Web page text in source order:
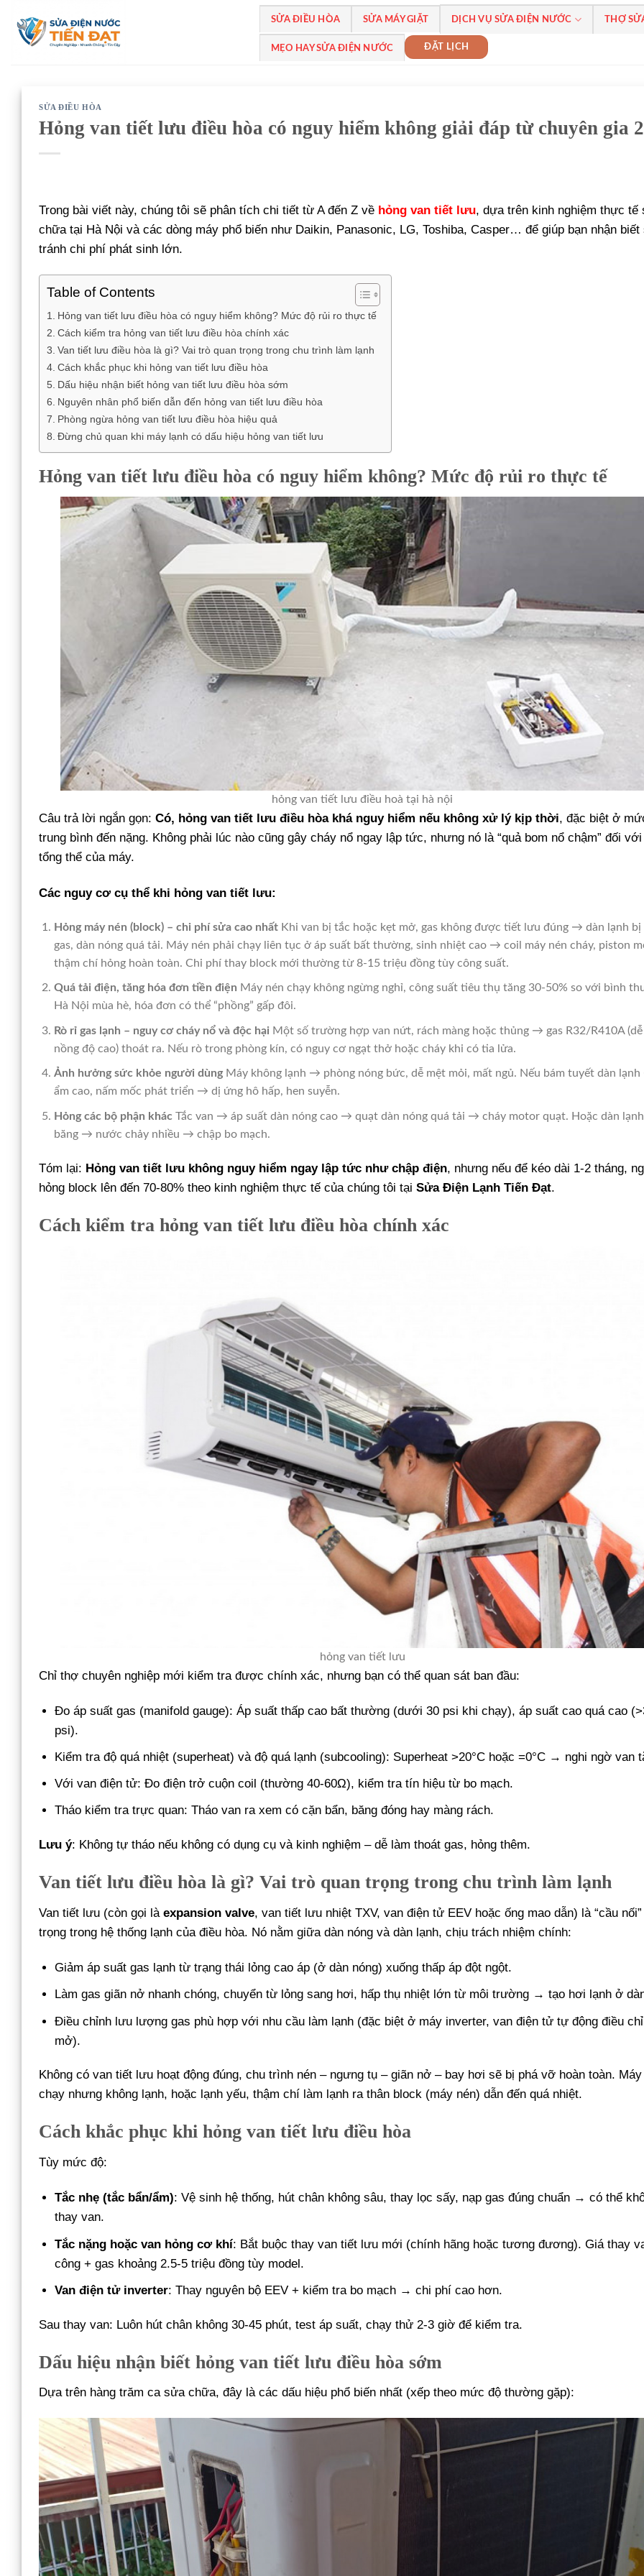
qua
SỬA ĐIỀU HÒA SỬA MÁY GIẶT DỊCH VỤ SỬA ĐIỆN NƯỚC THỢ
MẸO HAY SỬA ĐIỆN NƯỚC ĐẶT LỊCH
SỬA ĐIỀU HÒA
Hỏng van tiết lưu điều hòa có nguy hiểm không giải đáp từ chuyên gia
Trong bài viết này, chúng tôi sẽ phân tích chi tiết từ A đến Z về hỏng van tiết lưu, dựa trên kinh nghiệm thực tế
chữa tại Hà Nội và các dòng máy phổ biến như Daikin, Panasonic, LG, Toshiba, Casper… để giúp bạn nhận biết
tránh chi phí phát sinh lớn.
Table of Contents
Hỏng van tiết lưu điều hòa có nguy hiểm không? Mức độ rủi ro thực tế
Cách kiểm tra hỏng van tiết lưu điều hòa chính xác
Van tiết lưu điều hòa là gì? Vai trò quan trọng trong chu trình làm lạnh
Cách khắc phục khi hỏng van tiết lưu điều hòa
Dấu hiệu nhận biết hỏng van tiết lưu điều hòa sớm
Nguyên nhân phổ biến dẫn đến hỏng van tiết lưu điều hòa
Phòng ngừa hỏng van tiết lưu điều hòa hiệu quả
Đừng chủ quan khi máy lạnh có dấu hiệu hỏng van tiết lưu
Hỏng van tiết lưu điều hòa có nguy hiểm không? Mức độ rủi ro thực tế
hỏng van tiết lưu điều hoà tại hà nội
Câu trả lời ngắn gọn: Có, hỏng van tiết lưu điều hòa khá nguy hiểm nếu không xử lý kịp thời, đặc biệt ở
trung bình đến nặng. Không phải lúc nào cũng gây cháy nổ ngay lập tức, nhưng nó là “quả bom nổ chậm” đối
tổng thể của máy.
Các nguy cơ cụ thể khi hỏng van tiết lưu:
Hỏng máy nén (block) – chi phí sửa cao nhấtKhi van bị tắc hoặc kẹt mở, gas không được tiết lưu đúng → dàn lạnh bị
gas, dàn nóng quá tải. Máy nén phải chạy liên tục ở áp suất bất thường, sinh nhiệt cao → coil máy nén cháy, piston
thậm chí hỏng hoàn toàn. Chi phí thay block mới thường từ 8-15 triệu đồng tùy công suất.
Quá tải điện, tăng hóa đơn tiền điện Máy nén chạy không ngừng nghỉ, công suất tiêu thụ tăng 30-50% so với bình
Hà Nội mùa hè, hóa đơn có thể “phồng” gấp đôi.
Rò rỉ gas lạnh – nguy cơ cháy nổ và độc hại Một số trường hợp van nứt, rách màng hoặc thủng → gas R32/R410A
nồng độ cao) thoát ra. Nếu rò trong phòng kín, có nguy cơ ngạt thở hoặc cháy khi có tia lửa.
Ảnh hưởng sức khỏe người dùngMáy không lạnh → phòng nóng bức, dễ mệt mỏi, mất ngủ. Nếu bám tuyết dàn
ẩm cao, nấm mốc phát triển → dị ứng hô hấp, hen suyễn.
Hỏng các bộ phận khácTắc van → áp suất dàn nóng cao → quạt dàn nóng quá tải → cháy motor quạt. Hoặc dàn
băng → nước chảy nhiều → chập bo mạch.
Tóm lại: Hỏng van tiết lưu không nguy hiểm ngay lập tức như chập điện, nhưng nếu để kéo dài 1-2 tháng,
hỏng block lên đến 70-80% theo kinh nghiệm thực tế của chúng tôi tại Sửa Điện Lạnh Tiến Đạt.
Cách kiểm tra hỏng van tiết lưu điều hòa chính xác
hỏng van tiết lưu
Chỉ thợ chuyên nghiệp mới kiểm tra được chính xác, nhưng bạn có thể quan sát ban đầu:
Đo áp suất gas (manifold gauge): Áp suất thấp cao bất thường (dưới 30 psi khi chạy), áp suất cao quá cao
psi).
Kiểm tra độ quá nhiệt (superheat) và độ quá lạnh (subcooling): Superheat >20°C hoặc =0°C → nghi ngờ van
Với van điện tử: Đo điện trở cuộn coil (thường 40-60Ω), kiểm tra tín hiệu từ bo mạch.
Tháo kiểm tra trực quan: Tháo van ra xem có cặn bẩn, băng đóng hay màng rách.
Lưu ý: Không tự tháo nếu không có dụng cụ và kinh nghiệm – dễ làm thoát gas, hỏng thêm.
Van tiết lưu điều hòa là gì? Vai trò quan trọng trong chu trình làm lạnh
Van tiết lưu (còn gọi là expansion valve, van tiết lưu nhiệt TXV, van điện tử EEV hoặc ống mao dẫn) là “cầu
trọng trong hệ thống lạnh của điều hòa. Nó nằm giữa dàn nóng và dàn lạnh, chịu trách nhiệm chính:
Giảm áp suất gas lạnh từ trạng thái lỏng cao áp (ở dàn nóng) xuống thấp áp đột ngột.
Làm gas giãn nở nhanh chóng, chuyển từ lỏng sang hơi, hấp thụ nhiệt lớn từ môi trường → tạo hơi lạnh ở
Điều chỉnh lưu lượng gas phù hợp với nhu cầu làm lạnh (đặc biệt ở máy inverter, van điện tử tự động điều
mở).
Không có van tiết lưu hoạt động đúng, chu trình nén – ngưng tụ – giãn nở – bay hơi sẽ bị phá vỡ hoàn toàn.
chạy nhưng không lạnh, hoặc lạnh yếu, thậm chí làm lạnh ra thân block (máy nén) dẫn đến quá nhiệt.
Cách khắc phục khi hỏng van tiết lưu điều hòa
Tùy mức độ:
Tắc nhẹ (tắc bẩn/ẩm): Vệ sinh hệ thống, hút chân không sâu, thay lọc sấy, nạp gas đúng chuẩn → có thể
thay van.
Tắc nặng hoặc van hỏng cơ khí: Bắt buộc thay van tiết lưu mới (chính hãng hoặc tương đương). Giá thay
công + gas khoảng 2.5-5 triệu đồng tùy model.
Van điện tử inverter: Thay nguyên bộ EEV + kiểm tra bo mạch → chi phí cao hơn.
Sau thay van: Luôn hút chân không 30-45 phút, test áp suất, chạy thử 2-3 giờ để kiểm tra.
Dấu hiệu nhận biết hỏng van tiết lưu điều hòa sớm
Dựa trên hàng trăm ca sửa chữa, đây là các dấu hiệu phổ biến nhất (xếp theo mức độ thường gặp):